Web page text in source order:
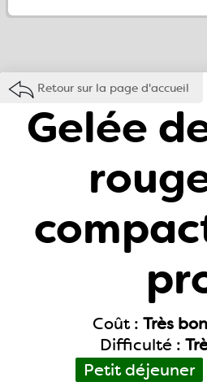
Retour sur la page d'accueil
Gelée
Coût : Très
Difficulté :
Petit déjeuner